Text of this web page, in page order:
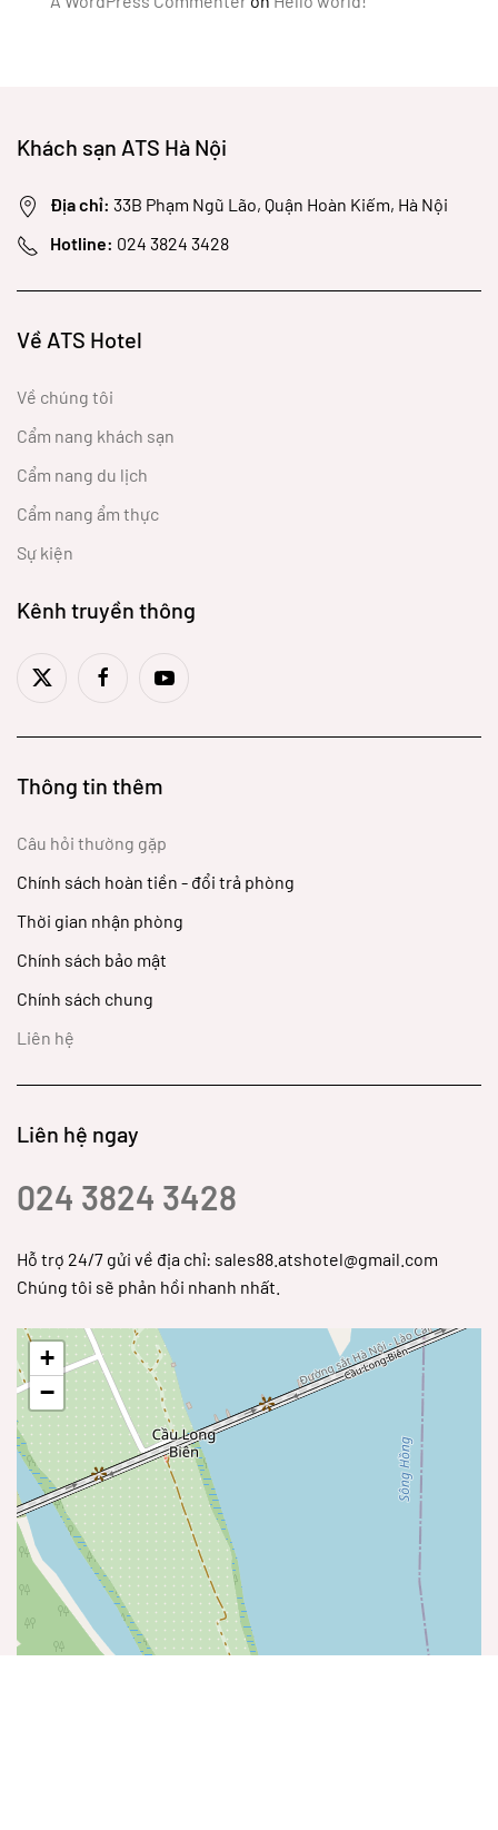
Khách sạn ATS Hà Nội
Địa chỉ: 33B Phạm Ngũ Lão, Quận Hoàn Kiếm, Hà Nội
Hotline: 024 3824 3428
Về ATS Hotel
Về chúng tôi
Cẩm nang khách sạn
Cẩm nang du lịch
Cẩm nang ẩm thực
Sự kiện
Kênh truyền thông
Thông tin thêm
Câu hỏi thường gặp
Chính sách hoàn tiền - đổi trả phòng
Thời gian nhận phòng
Chính sách bảo mật
Chính sách chung
Liên hệ
Liên hệ ngay
024 3824 3428
Hỗ trợ 24/7 gửi về địa chỉ: sales88.atshotel@gmail.com
Chúng tôi sẽ phản hồi nhanh nhất.
+
−